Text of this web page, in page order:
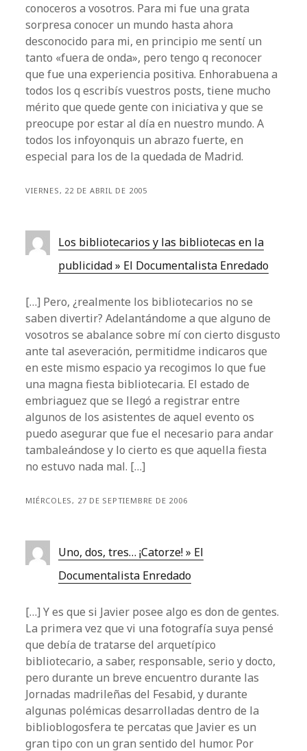
conoceros a vosotros. Para mi fue una grata
sorpresa conocer un mundo hasta ahora
desconocido para mi, en principio me sentí un
tanto «fuera de onda», pero tengo q reconocer
que fue una experiencia positiva. Enhorabuena a
todos los q escribís vuestros posts, tiene mucho
mérito que quede gente con iniciativa y que se
preocupe por estar al día en nuestro mundo. A
todos los infoyonquis un abrazo fuerte, en
especial para los de la quedada de Madrid.
VIERNES, 22 DE ABRIL DE 2005
Los bibliotecarios y las bibliotecas en la
publicidad » El Documentalista Enredado
[…] Pero, ¿realmente los bibliotecarios no se
saben divertir? Adelantándome a que alguno de
vosotros se abalance sobre mí con cierto disgusto
ante tal aseveración, permitidme indicaros que
en este mismo espacio ya recogimos lo que fue
una magna fiesta bibliotecaria. El estado de
embriaguez que se llegó a registrar entre
algunos de los asistentes de aquel evento os
puedo asegurar que fue el necesario para andar
tambaleándose y lo cierto es que aquella fiesta
no estuvo nada mal. […]
MIÉRCOLES, 27 DE SEPTIEMBRE DE 2006
Uno, dos, tres… ¡Catorze! » El
Documentalista Enredado
[…] Y es que si Javier posee algo es don de gentes.
La primera vez que vi una fotografía suya pensé
que debía de tratarse del arquetípico
bibliotecario, a saber, responsable, serio y docto,
pero durante un breve encuentro durante las
Jornadas madrileñas del Fesabid, y durante
algunas polémicas desarrolladas dentro de la
biblioblogosfera te percatas que Javier es un
gran tipo con un gran sentido del humor. Por